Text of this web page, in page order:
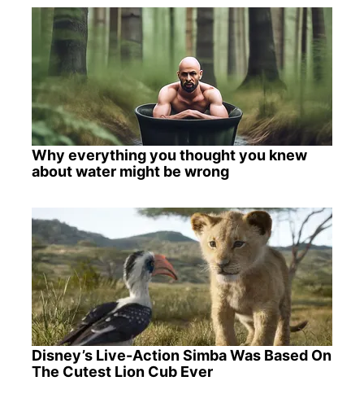
Why everything you thought you knew
about water might be wrong
Disney’s Live-Action Simba Was Based On
The Cutest Lion Cub Ever